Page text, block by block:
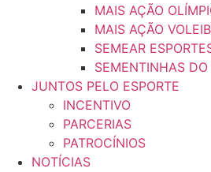
MAIS AÇÃO
MAIS AÇÃO
SEMEAR
SEMENTINHAS DO
JUNTOS PELO ESPORTE
INCENTIVO
PARCERIAS
PATROCÍNIOS
NOTÍCIAS